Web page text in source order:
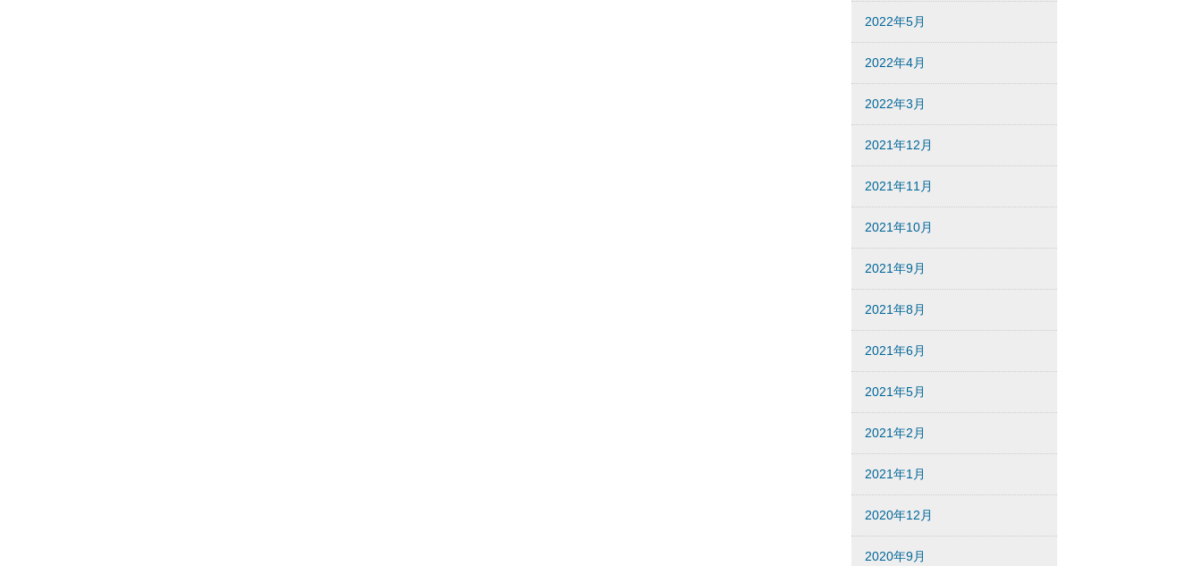
2022年5月
2022年4月
2022年3月
2021年12月
2021年11月
2021年10月
2021年9月
2021年8月
2021年6月
2021年5月
2021年2月
2021年1月
2020年12月
2020年9月